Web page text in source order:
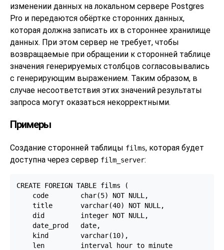
изменении данных на локальном сервере Postgres
Pro и передаются обёртке сторонних данных,
которая должна записать их в стороннее хранилище
данных. При этом сервер не требует, чтобы
возвращаемые при обращении к сторонней таблице
значения генерируемых столбцов согласовывались
с генерирующим выражением. Таким образом, в
случае несоответствия этих значений результаты
запроса могут оказаться некорректными.
Примеры
Создание сторонней таблицы films, которая будет
доступна через сервер film_server:
CREATE FOREIGN TABLE films (
    code        char(5) NOT NULL,
    title       varchar(40) NOT NULL,
    did         integer NOT NULL,
    date_prod   date,
    kind        varchar(10),
    len         interval hour to minute